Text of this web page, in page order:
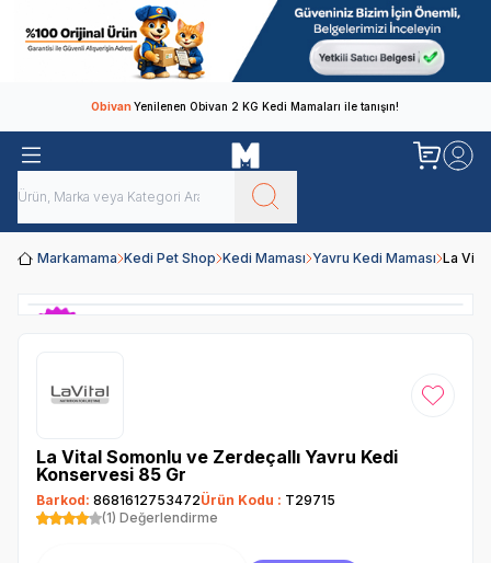
ObivanYenilenen Obivan 2 KG Kedi Mamaları ile tanışın!
Markamama Kedi Pet Shop Kedi Maması Yavru Kedi Maması La
Favoriye
La Vital Somonlu ve Zerdeçallı Yavru Kedi
Konservesi 85 Gr
Barkod: 8681612753472Ürün Kodu : T29715
(1) Değerlendirme